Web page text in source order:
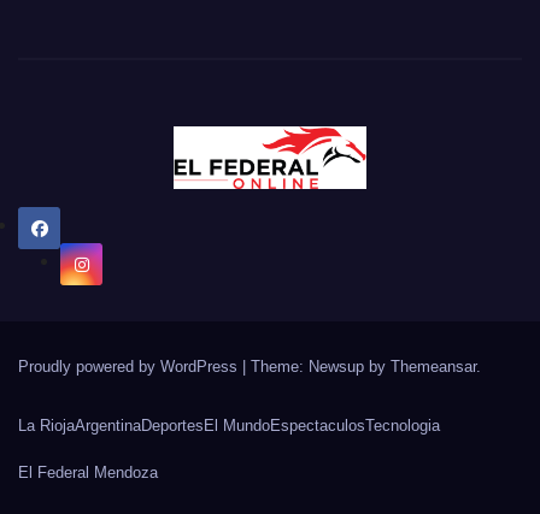
Proudly powered by WordPress Theme: Newsup by Themeansar.
La RiojaArgentinaDeportes El MundoEspectaculosTecnologia
El Federal Mendoza